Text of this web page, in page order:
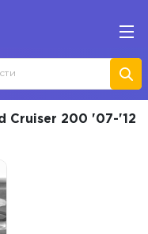
Cruiser 200 '07-'12